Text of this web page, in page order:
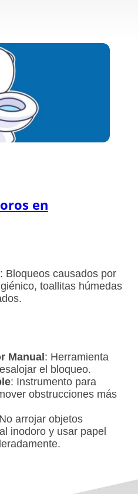
en
: Bloqueos causados por
toallitas húmedas
Manual : Herramienta
el bloqueo.
: Instrumento para
obstrucciones más
arrojar objetos
inodoro y usar papel